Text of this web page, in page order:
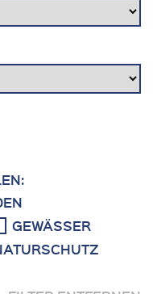
GEWÄSSER